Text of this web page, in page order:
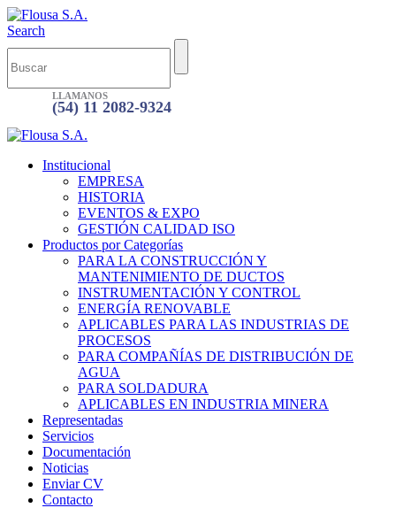
Search
LLAMANOS
(54) 11 2082-9324
Institucional
EMPRESA
HISTORIA
EVENTOS & EXPO
GESTIÓN CALIDAD ISO
Productos por Categorías
PARA LA CONSTRUCCIÓN Y
MANTENIMIENTO DE DUCTOS
INSTRUMENTACIÓN Y CONTROL
ENERGÍA RENOVABLE
APLICABLES PARA LAS INDUSTRIAS DE
PROCESOS
PARA COMPAÑÍAS DE DISTRIBUCIÓN DE
AGUA
PARA SOLDADURA
APLICABLES EN INDUSTRIA MINERA
Representadas
Servicios
Documentación
Noticias
Enviar CV
Contacto